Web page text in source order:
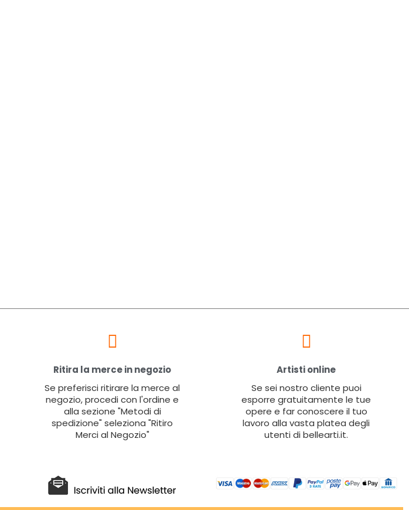
Ritira la merce in negozio
Se preferisci ritirare la merce al
negozio, procedi con l'ordine e
alla sezione "Metodi di
spedizione" seleziona "Ritiro
Merci al Negozio"
Artisti online
Se sei nostro cliente puoi
esporre gratuitamente le tue
opere e far conoscere il tuo
lavoro alla vasta platea degli
utenti di bellearti.it.